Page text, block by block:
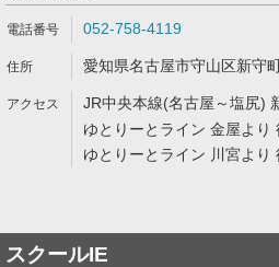
052-758-4119
愛知県名古屋市守山区新守
JR中央本線(名古屋～塩尻)
ゆとりーとライン 金屋より
ゆとりーとライン 川宮より
スクールIE